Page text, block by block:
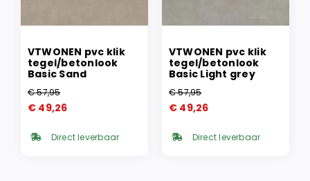
VTWONEN pvc klik
tegel/betonlook
Basic Sand
€57,95
Oorspronkelijke
was:
€ 49,26
Huidige
is: Direct leverbaar
VTWONEN pvc klik
tegel/betonlook
Basic Light grey
€57,95
Oorspronkelijke
was:
€ 49,26
Huidige
is: Direct leverbaar